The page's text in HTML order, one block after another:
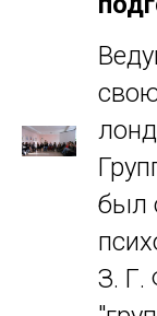
был
З. Г.